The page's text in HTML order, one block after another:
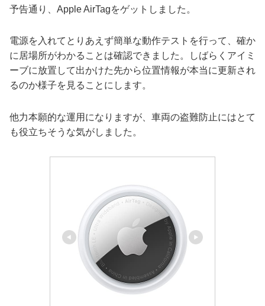
予告通り、Apple AirTagをゲットしました。
電源を入れてとりあえず簡単な動作テストを行って、確か
に居場所がわかることは確認できました。しばらくアイミ
ーブに放置して出かけた先から位置情報が本当に更新され
るのか様子を見ることにします。
他力本願的な運用になりますが、車両の盗難防止にはとて
も役立ちそうな気がしました。